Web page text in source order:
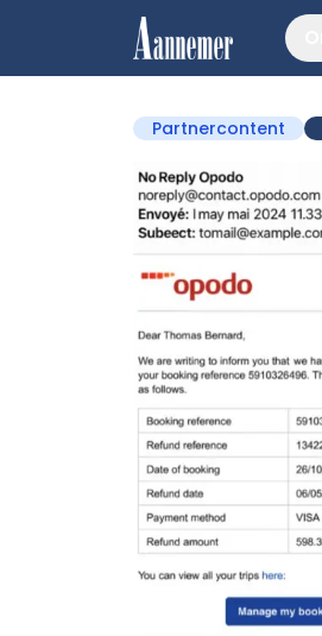
Partnercontent